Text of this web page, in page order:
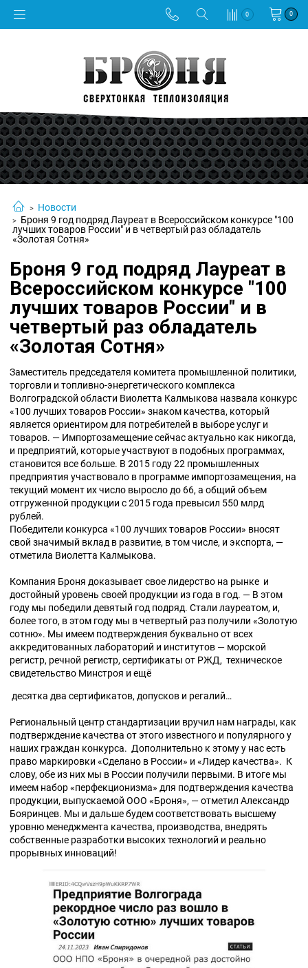
0 0
Новости
Броня 9 год подряд Лауреат в Всероссийском конкурсе "100
лучших товаров России" и в четвертый раз обладатель
«Золотая Сотня»
Броня 9 год подряд Лауреат в
Всероссийском конкурсе "100
лучших товаров России" и в
четвертый раз обладатель
«Золотая Сотня»
Заместитель председателя комитета промышленной политики,
торговли и топливно-энергетического комплекса
Волгоградской области Виолетта Калмыкова назвала конкурс
«100 лучших товаров России» знаком качества, который
является ориентиром для потребителей в выборе услуг и
товаров. — Импортозамещение сейчас актуально как никогда,
и предприятий, которые участвуют в подобных программах,
становится все больше. В 2015 году 22 промышленных
предприятия участвовало в программе импортозамещения, на
текущий момент их число выросло до 66, а общий объем
отгруженной продукции с 2015 года превысил 550 млрд
рублей.
Победители конкурса «100 лучших товаров России» вносят
свой значимый вклад в развитие, в том числе, и экспорта, —
отметила Виолетта Калмыкова.
Компания Броня доказывает свое лидерство на рынке и
достойный уровень своей продукции из года в год. — В этом
году мы победили девятый год подряд. Стали лауреатом, и,
более того, в этом году мы в четвертый раз получили «Золотую
сотню». Мы имеем подтверждения буквально от всех
аккредитованных лабораторий и институтов — морской
регистр, речной регистр, сертификаты от РЖД, техническое
свидетельство Минстроя и ещё
десятка два сертификатов, допусков и регалий…
Региональный центр стандартизации вручил нам награды, как
подтверждение качества от этого известного и популярного у
наших граждан конкурса. Дополнительно к этому у нас есть
право маркировки «Сделано в России» и «Лидер качества». К
слову, обе из них мы в России получили первыми. В итоге мы
имеем набор «перфекционизма» для подтверждения качества
продукции, выпускаемой ООО «Броня», — отметил Александр
Бояринцев. Мы и дальше будем соответствовать высшему
уровню менеджмента качества, производства, внедрять
собственные разработки высоких технологий и реально
прорывных инноваций!